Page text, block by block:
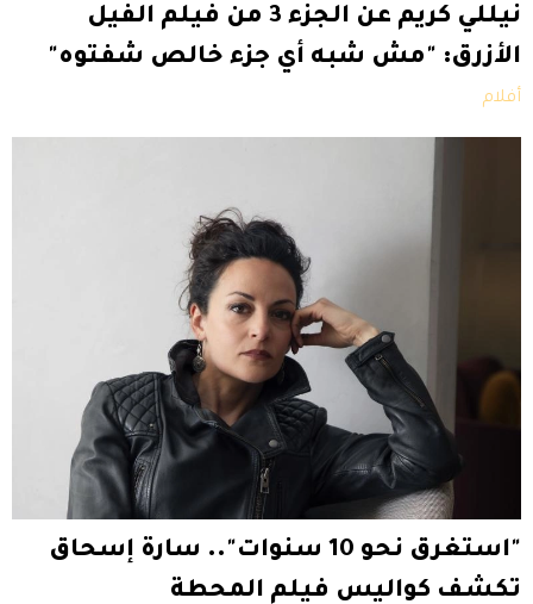
نيللي كريم عن الجزء 3 من فيلم الفيل
الأزرق: "مش شبه أي جزء خالص شفتوه"
أفلام
"استغرق نحو 10 سنوات".. سارة إسحاق
تكشف كواليس فيلم المحطة